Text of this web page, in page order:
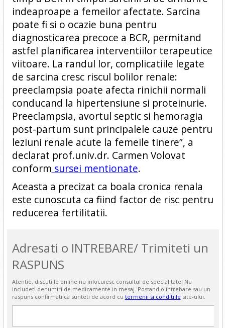
indeaproape a femeilor afectate. Sarcina
poate fi si o ocazie buna pentru
diagnosticarea precoce a BCR, permitand
astfel planificarea interventiilor terapeutice
viitoare. La randul lor, complicatiile legate
de sarcina cresc riscul bolilor renale:
preeclampsia poate afecta rinichii normali
conducand la hipertensiune si proteinurie.
Preeclampsia, avortul septic si hemoragia
post-partum sunt principalele cauze pentru
leziuni renale acute la femeile tinere”, a
declarat prof.univ.dr. Carmen Volovat
conform sursei mentionate.
Aceasta a precizat ca boala cronica renala
este cunoscuta ca fiind factor de risc pentru
reducerea fertilitatii.
Adresati o INTREBARE/ Trimiteti un
RASPUNS
Atentie, discutiile online nu inlocuiesc consultul de specialitate! Nu
includeti denumiri de medicamente in mesaj. Postand o intrebare sau un
raspuns confirmati ca sunteti de acord cu termenii si conditiile site-ului.